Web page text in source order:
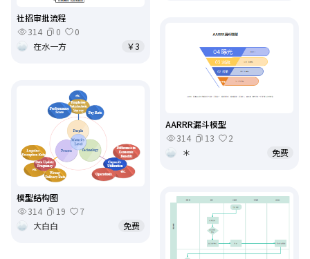
社招审批流程
314
0
0
在水一方
￥3
AARRR漏斗模型
314
13
2
＊
免费
模型结构图
314
19
7
大白白
免费